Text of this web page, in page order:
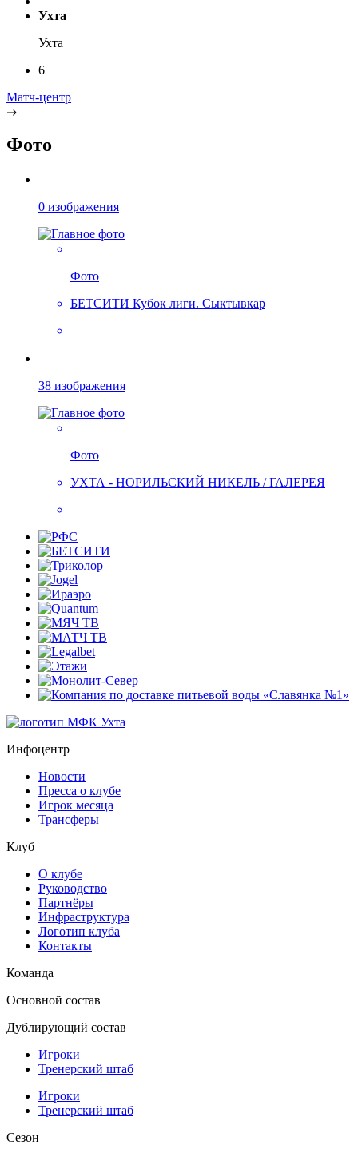
Ухта
Ухта
6
Матч-центр
Фото
0 изображения
Фото
БЕТСИТИ Кубок лиги. Сыктывкар
38 изображения
Фото
УХТА - НОРИЛЬСКИЙ НИКЕЛЬ / ГАЛЕРЕЯ
Инфоцентр
Новости
Пресса о клубе
Игрок месяца
Трансферы
Клуб
О клубе
Руководство
Партнёры
Инфраструктура
Логотип клуба
Контакты
Команда
Основной состав
Дублирующий состав
Игроки
Тренерский штаб
Игроки
Тренерский штаб
Сезон